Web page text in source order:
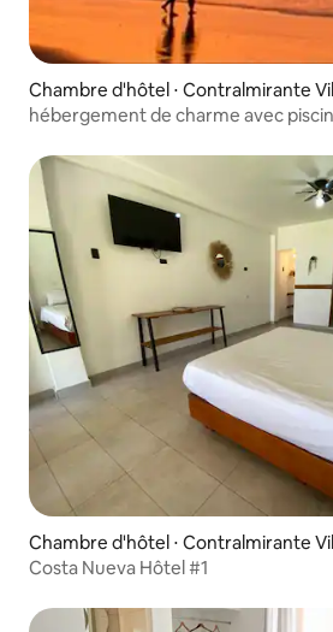
Chambre d'hôtel ⋅ Contralmirante
hébergement de charme avec
Chambre d'hôtel ⋅ Contralmirante
Costa Nueva Hôtel #1